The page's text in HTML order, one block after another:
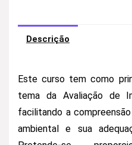
Descrição
Este curso tem como
tema da Avaliação de
facilitando a
ambiental e sua